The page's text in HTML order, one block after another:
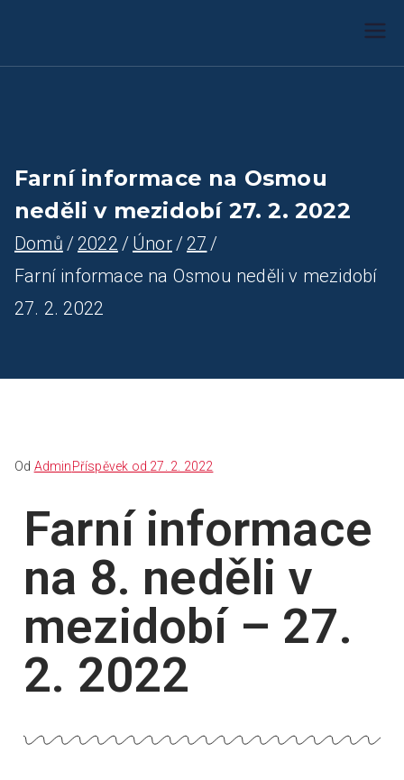
Farnost Žlutice
Farní informace na Osmou
neděli v mezidobí 27. 2. 2022
Domů 2022 Únor
27
Farní informace na Osmou neděli v mezidobí
27. 2. 2022
Od AdminPříspěvek od 27. 2. 2022
Farní informace
na 8. neděli v
mezidobí – 27.
2. 2022